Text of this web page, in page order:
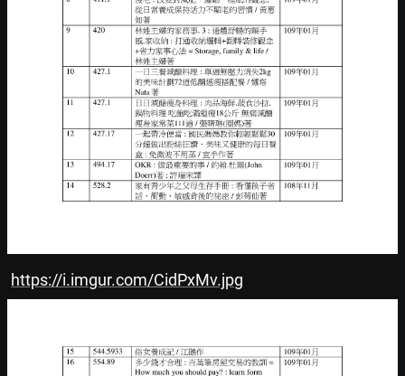
https://i.imgur.com/CidPxMv.jpg